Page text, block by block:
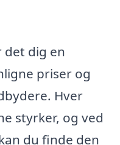
det dig en
priser og
Hver
styrker, og ved
du finde den